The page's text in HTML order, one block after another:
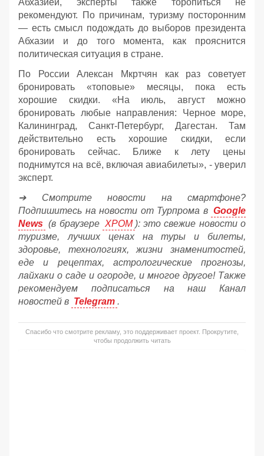
Абхазией, эксперты также торопиться не
рекомендуют. По причинам, туризму посторонним
— есть смысл подождать до выборов президента
Абхазии и до того момента, как прояснится
политическая ситуация в стране.
По России Алексан Мкртчян как раз советует
бронировать «топовые» месяцы, пока есть
хорошие скидки. «На июль, август можно
бронировать любые направления: Черное море,
Калининград, Санкт-Петербург, Дагестан. Там
действительно есть хорошие скидки, если
бронировать сейчас. Ближе к лету цены
поднимутся на всё, включая авиабилеты», - уверил
эксперт.
➔ Смотрите новости на смартфоне?
Подпишитесь на новости от Турпрома в Google
News (в браузере ХРОМ ): это свежие новости о
туризме, лучших ценах на туры и билеты,
здоровье, технологиях, жизни знаменитостей,
еде и рецептах, астрологические прогнозы,
лайхаки о саде и огороде, и многое другое! Также
рекомендуем подписаться на наш Канал
новостей в Telegram .
Спасибо что смотрите рекламу, это поддерживает проект. Прокрутите,
чтобы продолжить читать